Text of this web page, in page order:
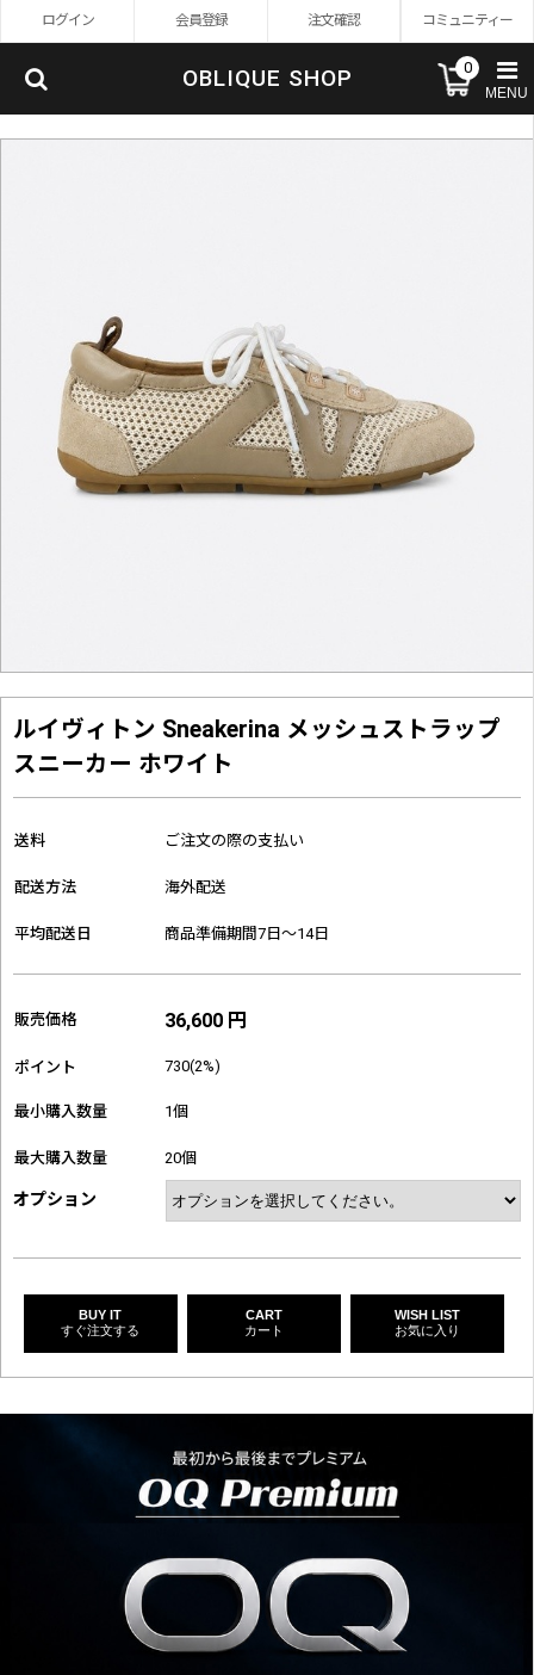
ログイン 会員登録 注文確認 コミュニティー
OBLIQUE SHOP 0
MENU
ルイヴィトン Sneakerina メッシュストラップ
スニーカー ホワイト
送料 ご注文の際の支払い
配送方法 海外配送
平均配送日 商品準備期間7日～14日
販売価格 36,600 円
ポイント 730(2%)
最小購入数量 1個
最大購入数量 20個
オプション
BUY IT
すぐ注文する
CART
カート
WISH LIST
お気に入り